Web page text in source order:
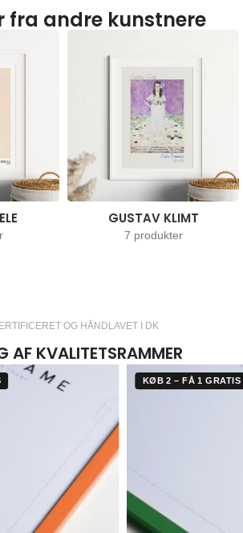
fra andre kunstnere
GUSTAV KLIMT
7 produkter
OG HÅNDLAVET I DK
AF KVALITETSRAMMER
KØB 2 – FÅ 1 GRATIS